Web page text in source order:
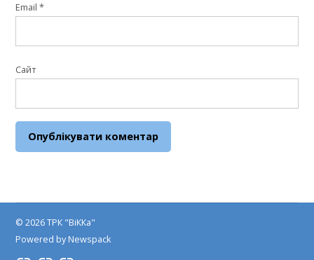
Email*
Сайт
© 2026 ТРК "ВіККа"
Powered by Newspack